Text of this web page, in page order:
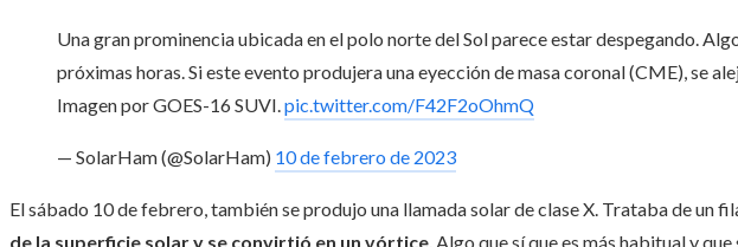
Una gran prominencia ubicada en el polo norte del Sol parece estar despegando.
próximas horas. Si este evento produjera una eyección de masa coronal (CME), se
Imagen por GOES-16 SUVI.pic.twitter.com/F42F2oOhmQ
— SolarHam (@SolarHam) 10 de febrero de 2023
El sábado 10 de febrero, también se produjo una llamada solar de clase X. Trataba de un
de la superficie solar y se convirtió en un vórtice. Algo que sí que es más habitual y